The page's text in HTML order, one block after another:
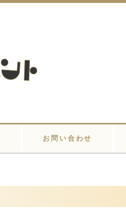
お問い合わせ